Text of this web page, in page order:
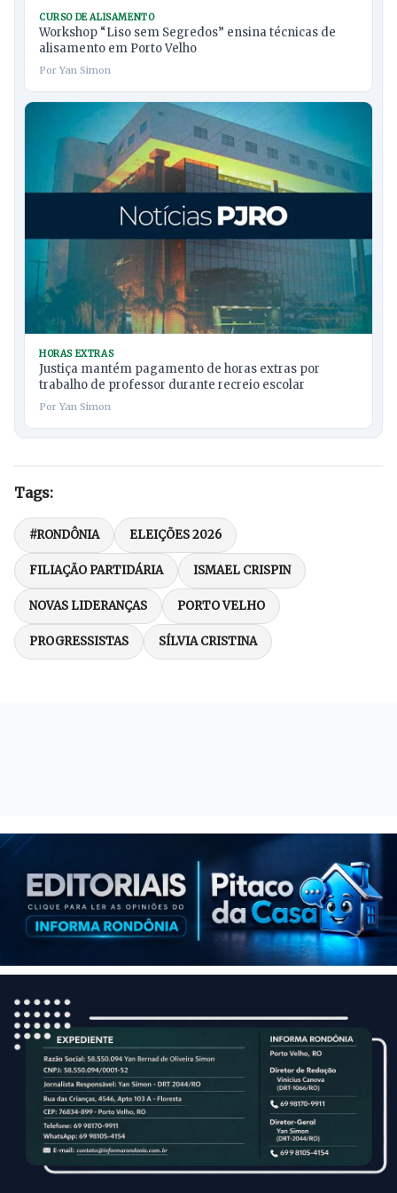
CURSO DE ALISAMENTO
Workshop “Liso sem Segredos” ensina técnicas de
alisamento em Porto Velho
Por Yan Simon
HORAS EXTRAS
Justiça mantém pagamento de horas extras por
trabalho de professor durante recreio escolar
Por Yan Simon
Tags:
#RONDÔNIA ELEIÇÕES 2026
FILIAÇÃO PARTIDÁRIA ISMAEL CRISPIN
NOVAS LIDERANÇAS PORTO VELHO
PROGRESSISTAS SÍLVIA CRISTINA